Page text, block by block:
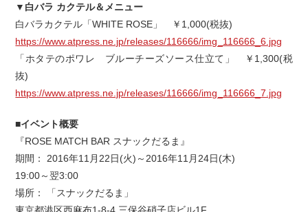
▼白バラ カクテル＆メニュー
白バラカクテル「WHITE ROSE」 ￥1,000(税抜)
https://www.atpress.ne.jp/releases/116666/img_116666_6.jpg
「ホタテのポワレ ブルーチーズソース仕立て」 ￥1,300(税
抜)
https://www.atpress.ne.jp/releases/116666/img_116666_7.jpg
■イベント概要
『ROSE MATCH BAR スナックだるま』
期間： 2016年11月22日(火)～2016年11月24日(木)
19:00～翌3:00
場所： 「スナックだるま」